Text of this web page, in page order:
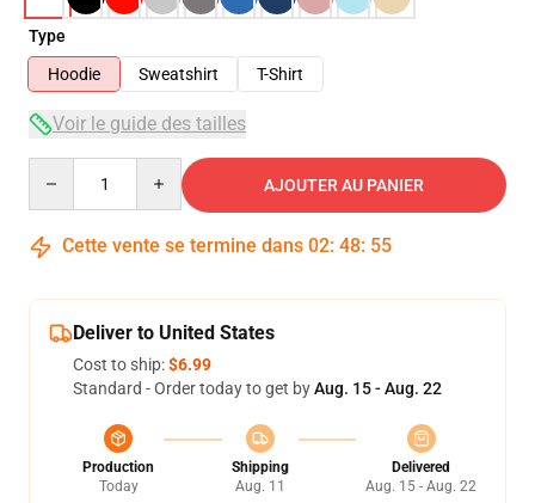
Type
Hoodie
Sweatshirt T-Shirt
Voir le guide des tailles
AJOUTER AU PANIER
Cette vente se termine dans 02: 48: 54
Deliver to United States
Cost to ship:$6.99
Standard - Order today to get byAug. 15 - Aug. 22
Production
Today
Shipping
Aug. 11
Delivered
Aug. 15 - Aug. 22